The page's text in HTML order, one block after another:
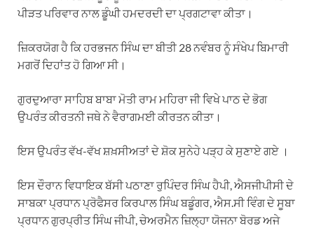
ਪੀੜਤ ਪਰਿਵਾਰ ਨਾਲ ਡੂੰਘੀ ਹਮਦਰਦੀ ਦਾ ਪ੍ਰਗਟਾਵਾ ਕੀਤਾ।
ਜ਼ਿਕਰਯੋਗ ਹੈ ਕਿ ਹਰਭਜਨ ਸਿੰਘ ਦਾ ਬੀਤੀ 28 ਨਵੰਬਰ ਨੂੰ ਸੰਖੇਪ ਬਿਮਾਰੀ
ਮਗਰੋਂ ਦਿਹਾਂਤ ਹੋ ਗਿਆ ਸੀ।
ਗੁਰਦੁਆਰਾ ਸਾਹਿਬ ਬਾਬਾ ਮੋਤੀ ਰਾਮ ਮਹਿਰਾ ਜੀ ਵਿਖੇ ਪਾਠ ਦੇ ਭੋਗ
ਉਪਰੰਤ ਕੀਰਤਨੀ ਜਥੇ ਨੇ ਵੈਰਾਗਮਈ ਕੀਰਤਨ ਕੀਤਾ।
ਇਸ ਉਪਰੰਤ ਵੱਖ-ਵੱਖ ਸ਼ਖ਼ਸੀਅਤਾਂ ਦੇ ਸ਼ੋਕ ਸੁਨੇਹੇ ਪੜ੍ਹ ਕੇ ਸੁਣਾਏ ਗਏ ।
ਇਸ ਦੌਰਾਨ ਵਿਧਾਇਕ ਬੱਸੀ ਪਠਾਣਾ ਰੁਪਿੰਦਰ ਸਿੰਘ ਹੈਪੀ, ਐਸਜੀਪੀਸੀ ਦੇ
ਸਾਬਕਾ ਪ੍ਰਧਾਨ ਪ੍ਰੋਫੈਸਰ ਕਿਰਪਾਲ ਸਿੰਘ ਬਡੂੰਗਰ, ਐਸ.ਸੀ ਵਿੰਗ ਦੇ ਸੂਬਾ
ਪ੍ਰਧਾਨ ਗੁਰਪ੍ਰੀਤ ਸਿੰਘ ਜੀਪੀ, ਚੇਅਰਮੈਨ ਜ਼ਿਲ੍ਹਾ ਯੋਜਨਾ ਬੋਰਡ ਅਜੇ